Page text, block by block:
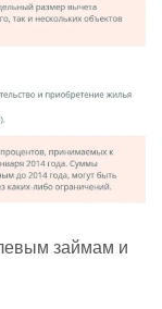
займам и